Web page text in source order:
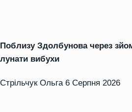
Поблизу Здолбунова через
лунати вибухи
Стрільчук Ольга 6 Серпня 2026